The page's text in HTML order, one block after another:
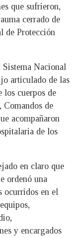
que sufrieron,
cerrado de
de Protección
Nacional
articulado de las
los cuerpos de
Comandos de
acompañaron
de los
en claro que
ordenó una
ocurridos en el
y encargados